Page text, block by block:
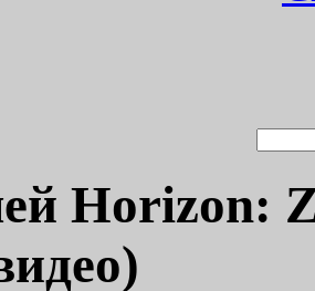
Horizon: